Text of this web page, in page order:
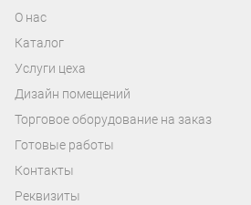
О нас
Каталог
Услуги цеха
Дизайн помещений
Торговое оборудование на заказ
Готовые работы
Контакты
Реквизиты